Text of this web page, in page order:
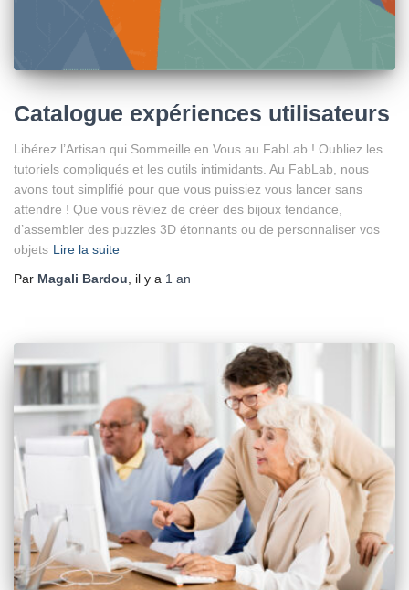
Catalogue expériences utilisateurs
Libérez l’Artisan qui Sommeille en Vous au FabLab ! Oubliez les
tutoriels compliqués et les outils intimidants. Au FabLab, nous
avons tout simplifié pour que vous puissiez vous lancer sans
attendre ! Que vous rêviez de créer des bijoux tendance,
d’assembler des puzzles 3D étonnants ou de personnaliser vos
objets Lire la suite
Par Magali Bardou , il y a 1 an